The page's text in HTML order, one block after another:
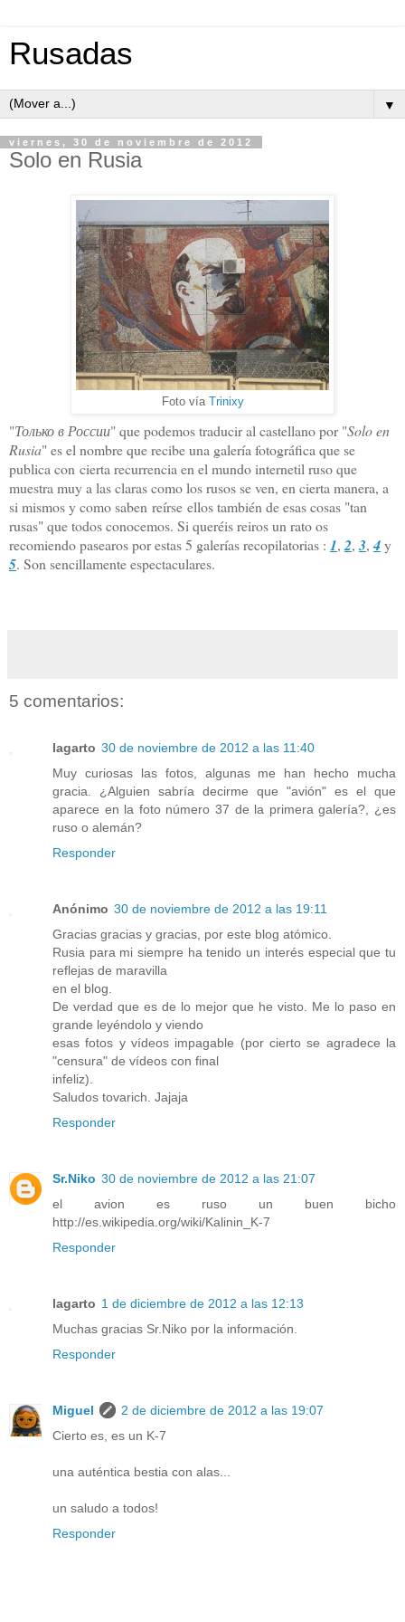
Rusadas
▼
viernes, 30 de noviembre de 2012
Solo en Rusia
Foto vía Trinixy
"Только в России" que podemos traducir al castellano por "Solo en
Rusia" es el nombre que recibe una galería fotográfica que se
publica con cierta recurrencia en el mundo internetil ruso que
muestra muy a las claras como los rusos se ven, en cierta manera, a
si mismos y como saben reírse ellos también de esas cosas "tan
rusas" que todos conocemos. Si queréis reiros un rato os
recomiendo pasearos por estas 5 galerías recopilatorias : 1, 2,3, 4y
5. Son sencillamente espectaculares.
5 comentarios:
lagarto 30 de noviembre de 2012 a las 11:40
Muy curiosas las fotos, algunas me han hecho mucha
gracia. ¿Alguien sabría decirme que "avión" es el que
aparece en la foto número 37 de la primera galería?, ¿es
ruso o alemán?
Responder
Anónimo 30 de noviembre de 2012 a las 19:11
Gracias gracias y gracias, por este blog atómico.
Rusia para mi siempre ha tenido un interés especial que tu
reflejas de maravilla
en el blog.
De verdad que es de lo mejor que he visto. Me lo paso en
grande leyéndolo y viendo
esas fotos y vídeos impagable (por cierto se agradece la
"censura" de vídeos con final
infeliz).
Saludos tovarich. Jajaja
Responder
Sr.Niko 30 de noviembre de 2012 a las 21:07
el avion es ruso un buen bicho
http://es.wikipedia.org/wiki/Kalinin_K-7
Responder
lagarto 1 de diciembre de 2012 a las 12:13
Muchas gracias Sr.Niko por la información.
Responder
Miguel
2 de diciembre de 2012 a las 19:07
Cierto es, es un K-7
una auténtica bestia con alas...
un saludo a todos!
Responder